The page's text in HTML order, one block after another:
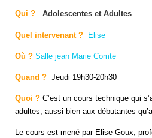
Qui ? Adolescentes et Adultes
Quel intervenant ? Elise
Où ? Salle jean Marie Comte
Quand ? Jeudi 19h30-20h30
Quoi ? C’est un cours technique qui
adultes, aussi bien aux débutantes
Le cours est mené par Elise Goux,